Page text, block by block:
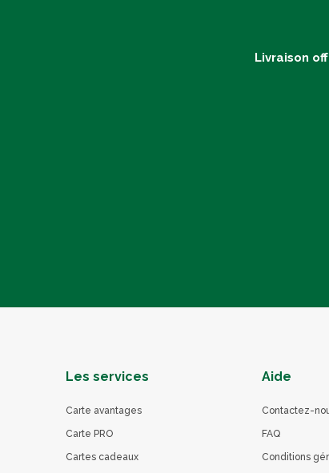
Livraison
Les services
Carte avantages
Carte PRO
Cartes cadeaux
Aide
Contactez-
FAQ
Conditions